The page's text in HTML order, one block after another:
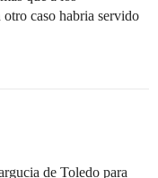
caso habria servido
de Toledo para